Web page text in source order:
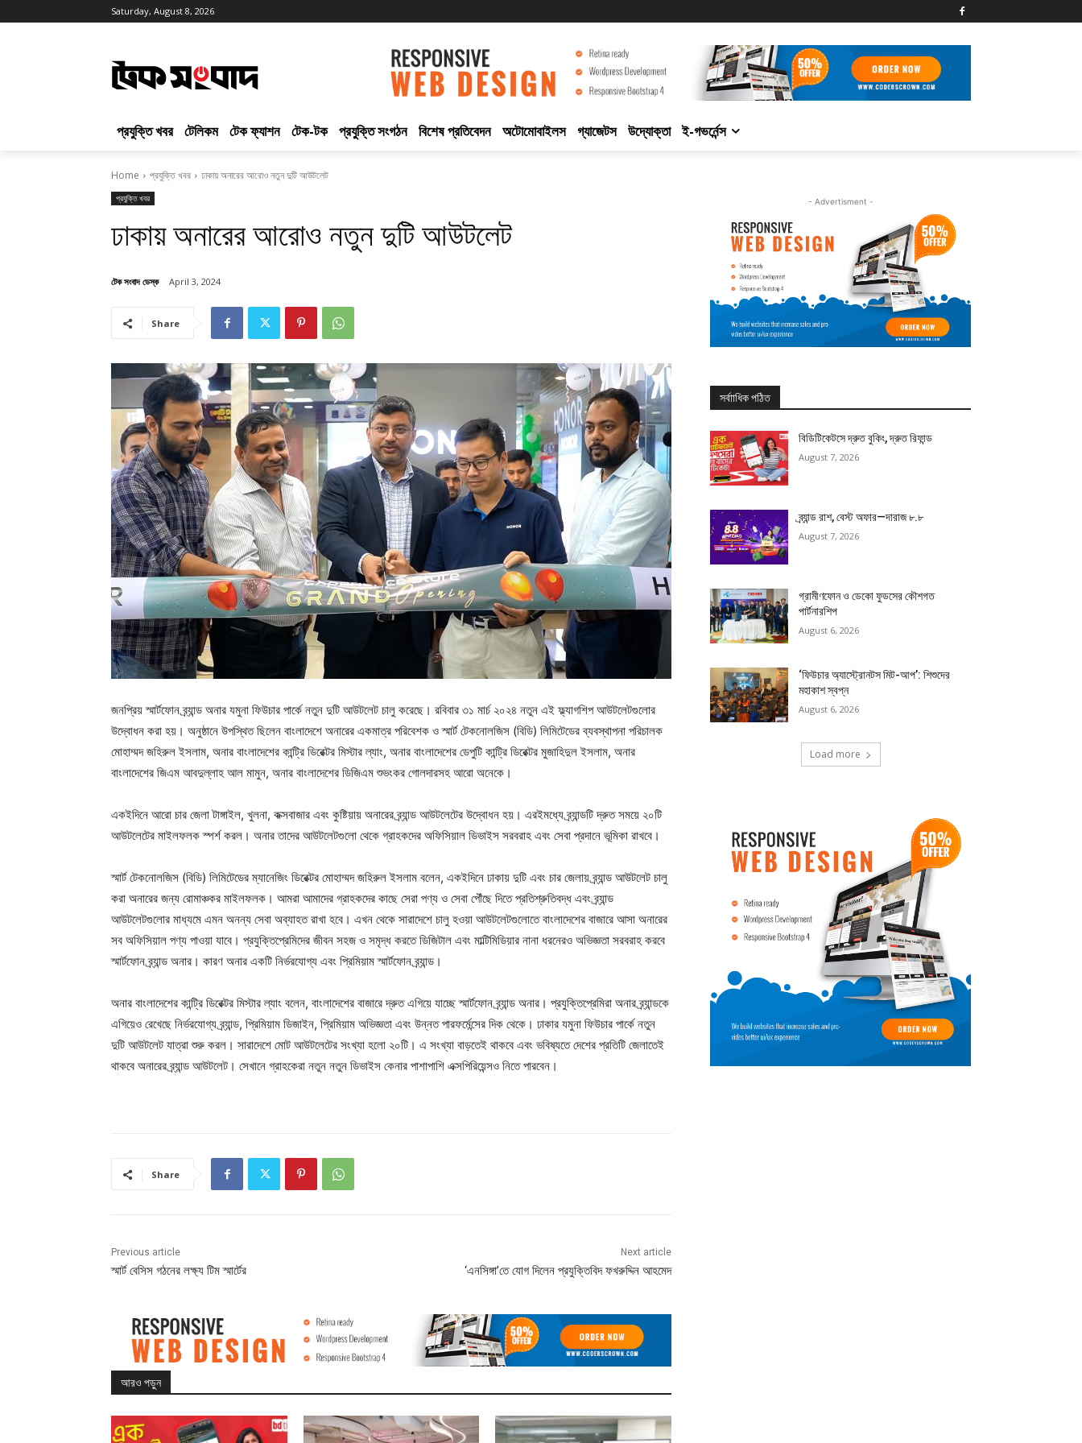
Saturday, August 8, 2026
প্রযুক্তি খবর টেলিকম টেক ফ্যাশন টেক-টক প্রযুক্তি সংগঠন বিশেষ প্রতিবেদন অটোমোবাইলস গ্যাজেটস উদ্যোক্তা ই-গভর্নেন্স
Home প্রযুক্তি খবর ঢাকায় অনারের আরোও নতুন দুটি আউটলেট
প্রযুক্তি খবর
ঢাকায় অনারের আরোও নতুন দুটি আউটলেট
টেক সংবাদ ডেস্ক April 3, 2024
Share
জনপ্রিয় স্মার্টফোন ব্র্যান্ড অনার যমুনা ফিউচার পার্কে নতুন দুটি আউটলেট চালু করেছে। রবিবার ৩১ মার্চ ২০২৪ নতুন এই ফ্ল্যাগশিপ আউটলেটগুলোর
উদ্বোধন করা হয়। অনুষ্ঠানে উপস্থিত ছিলেন বাংলাদেশে অনারের একমাত্র পরিবেশক ও স্মার্ট টেকনোলজিস (বিডি) লিমিটেডের ব্যবস্থাপনা পরিচালক
মোহাম্মদ জহিরুল ইসলাম, অনার বাংলাদেশের কান্ট্রি ডিরেক্টর মিস্টার ল্যাং, অনার বাংলাদেশের ডেপুটি কান্ট্রি ডিরেক্টর মুজাহিদুল ইসলাম, অনার
বাংলাদেশের জিএম আবদুল্লাহ আল মামুন, অনার বাংলাদেশের ডিজিএম শুভংকর গোলদারসহ আরো অনেকে।
একইদিনে আরো চার জেলা টাঙ্গাইল, খুলনা, কক্সবাজার এবং কুষ্টিয়ায় অনারের ব্র্যান্ড আউটলেটের উদ্বোধন হয়। এরইমধ্যে ব্র্যান্ডটি দ্রুত সময়ে ২০টি
আউটলেটের মাইলফলক স্পর্শ করল। অনার তাদের আউটলেটগুলো থেকে গ্রাহকদের অফিসিয়াল ডিভাইস সরবরাহ এবং সেবা প্রদানে ভূমিকা রাখবে।
স্মার্ট টেকনোলজিস (বিডি) লিমিটেডের ম্যানেজিং ডিরেক্টর মোহাম্মদ জহিরুল ইসলাম বলেন, একইদিনে ঢাকায় দুটি এবং চার জেলায় ব্র্যান্ড আউটলেট চালু
করা অনারের জন্য রোমাঞ্চকর মাইলফলক। আমরা আমাদের গ্রাহকদের কাছে সেরা পণ্য ও সেবা পৌঁছে দিতে প্রতিশ্রুতিবদ্ধ এবং ব্র্যান্ড
আউটলেটগুলোর মাধ্যমে এমন অনন্য সেবা অব্যাহত রাখা হবে। এখন থেকে সারাদেশে চালু হওয়া আউটলেটগুলোতে বাংলাদেশের বাজারে আসা অনারের
সব অফিসিয়াল পণ্য পাওয়া যাবে। প্রযুক্তিপ্রেমিদের জীবন সহজ ও সমৃদ্ধ করতে ডিজিটাল এবং মাল্টিমিডিয়ার নানা ধরনেরও অভিজ্ঞতা সরবরাহ করবে
স্মার্টফোন ব্র্যান্ড অনার। কারণ অনার একটি নির্ভরযোগ্য এবং প্রিমিয়াম স্মার্টফোন ব্র্যান্ড।
অনার বাংলাদেশের কান্ট্রি ডিরেক্টর মিস্টার ল্যাং বলেন, বাংলাদেশের বাজারে দ্রুত এগিয়ে যাচ্ছে স্মার্টফোন ব্র্যান্ড অনার। প্রযুক্তিপ্রেমিরা অনার ব্র্যান্ডকে
এগিয়েও রেখেছে নির্ভরযোগ্য ব্র্যান্ড, প্রিমিয়াম ডিজাইন, প্রিমিয়াম অভিজ্ঞতা এবং উন্নত পারফর্মেন্সের দিক থেকে। ঢাকার যমুনা ফিউচার পার্কে নতুন
দুটি আউটলেট যাত্রা শুরু করল। সারাদেশে মোট আউটলেটের সংখ্যা হলো ২০টি। এ সংখ্যা বাড়তেই থাকবে এবং ভবিষ্যতে দেশের প্রতিটি জেলাতেই
থাকবে অনারের ব্র্যান্ড আউটলেট। সেখানে গ্রাহকেরা নতুন নতুন ডিভাইস কেনার পাশাপাশি এক্সপিরিয়েন্সও নিতে পারবেন।
Share
Previous article
স্মার্ট বেসিস গঠনের লক্ষ্য টিম স্মার্টের
Next article
‘এনসিঙ্গা’তে যোগ দিলেন প্রযুক্তিবিদ ফখরুদ্দিন আহমেদ
আরও পড়ুন
- Advertisment -
সর্বাাধিক পঠিত
বিডিটিকেটসে দ্রুত বুকিং, দ্রুত রিফান্ড
August 7, 2026
ব্র্যান্ড রাশ, বেস্ট অফার—দারাজ ৮.৮
August 7, 2026
গ্রামীণফোন ও ডেকো ফুডসের কৌশগত
পার্টনারশিপ
August 6, 2026
‘ফিউচার অ্যাস্ট্রোনটস মিট-আপ’: শিশুদের
মহাকাশ স্বপ্ন
August 6, 2026
Load more